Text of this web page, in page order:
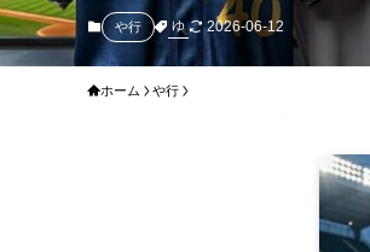
や行 ゆ 2026-06-12
ホーム や行